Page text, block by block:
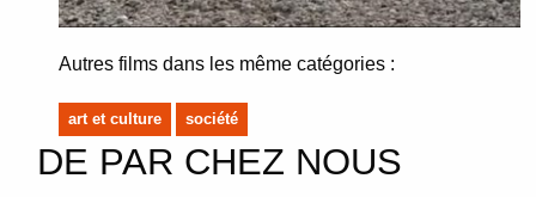
Autres films dans les même catégories :
art et culture société
DE PAR CHEZ NOUS